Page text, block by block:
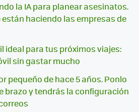
la IA para planear asesinatos.
están haciendo las empresas de
ideal para tus próximos viajes:
sin gastar mucho
pequeño de hace 5 años. Ponlo
brazo y tendrás la configuración